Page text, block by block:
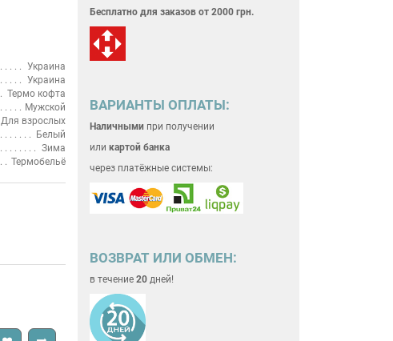
Украина
Украина
Термо кофта
Мужской
Для взрослых
Белый
Зима
Термобельё
Бесплатно для заказов от 2000 грн.
ВАРИАНТЫ ОПЛАТЫ:
Наличнымипри получении
или картой банка
через платёжные системы:
ВОЗВРАТ ИЛИ ОБМЕН:
в течение 20дней!